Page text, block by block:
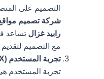
التصميم على
شركة تصميم مواقع
رابيد غزال تساعد في
مع التصميم لتقديم
تجربة المستخدم (UX) وتصميم الواجهات (UI):
تجربة المستخدم هي